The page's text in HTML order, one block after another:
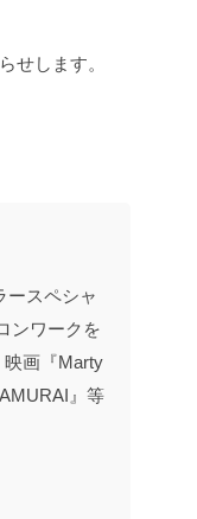
せします。
ースペシャ
ンワークを
画『Marty
』等